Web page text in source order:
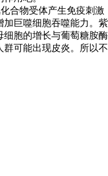
合物受体产生免疫刺激
加巨噬细胞吞噬能力。紫
细胞的增长与葡萄糖胺酶
可能出现皮炎。所以不